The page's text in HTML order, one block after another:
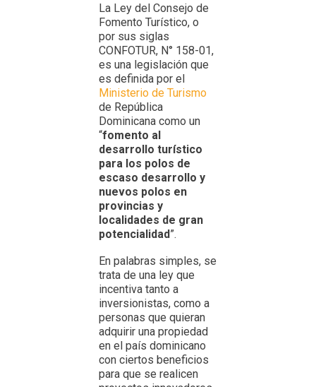
La Ley del Consejo de
Fomento Turístico, o
por sus siglas
CONFOTUR, N° 158-01,
es una legislación que
es definida por el
Ministerio de Turismo
de República
Dominicana como un
“fomento al
desarrollo turístico
para los polos de
escaso desarrollo y
nuevos polos en
provincias y
localidades de gran
potencialidad”.
En palabras simples, se
trata de una ley que
incentiva tanto a
inversionistas, como a
personas que quieran
adquirir una propiedad
en el país dominicano
con ciertos beneficios
para que se realicen